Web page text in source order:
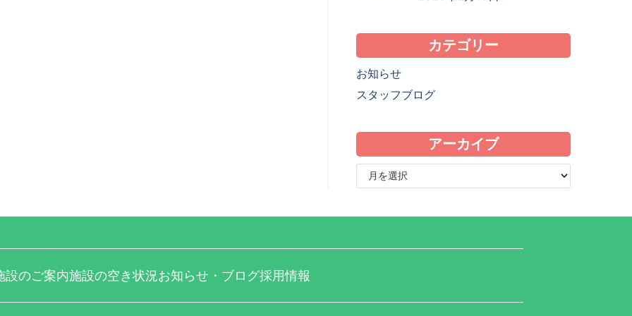
カテゴリー
お知らせ
スタッフブログ
アーカイブ
設のご案内施設の空き状況お知らせ・ブログ採用情報